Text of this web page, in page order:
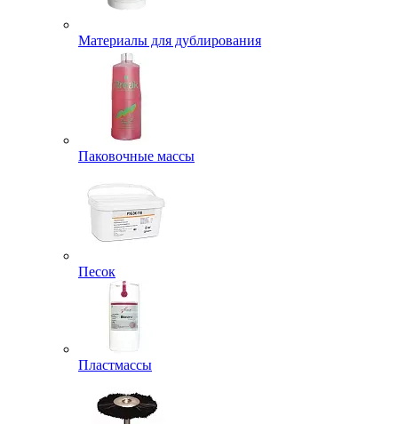
Материалы для дублирования
Паковочные массы
Песок
Пластмассы